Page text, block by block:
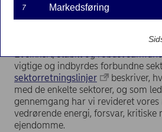
Et sikkert, stabilt og robust
vigtige og indbyrdes forbundne
sektorretningslinjer
beskriver,
med de enkelte sektorer, og som
gennemgang har vi revideret
vedrørende energi, forsvar, kritiske
ejendomme.
7 Markedsføring